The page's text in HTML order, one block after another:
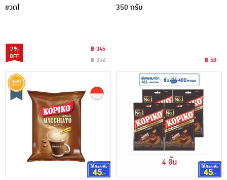
ขวด)
2%
฿ 345
฿ 352
350 กรัม
฿ 50